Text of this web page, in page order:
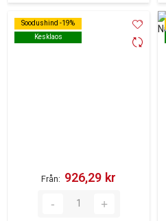
Soodushind -19%
Kesklaos
Soodushind -19%
Kesklaos
Från 926,29 kr‎